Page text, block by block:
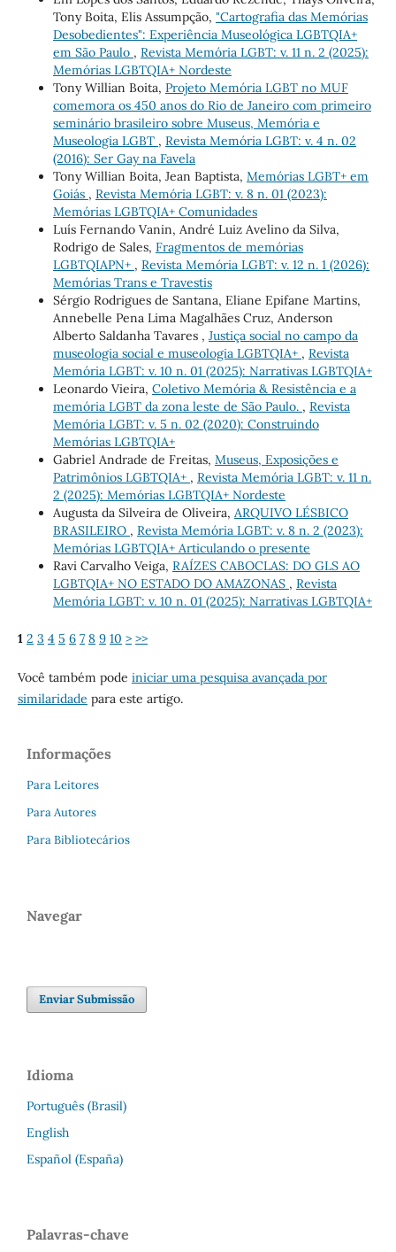
Tony Boita, Elis Assumpção, "Cartografia das Memórias
Desobedientes": Experiência Museológica LGBTQIA+
em São Paulo , Revista Memória LGBT: v. 11 n. 2 (2025):
Memórias LGBTQIA+ Nordeste
Tony Willian Boita, Projeto Memória LGBT no MUF
comemora os 450 anos do Rio de Janeiro com primeiro
seminário brasileiro sobre Museus, Memória e
Museologia LGBT , Revista Memória LGBT: v. 4 n. 02
(2016): Ser Gay na Favela
Tony Willian Boita, Jean Baptista, Memórias LGBT+ em
Goiás , Revista Memória LGBT: v. 8 n. 01 (2023):
Memórias LGBTQIA+ Comunidades
Luís Fernando Vanin, André Luiz Avelino da Silva,
Rodrigo de Sales, Fragmentos de memórias
LGBTQIAPN+ , Revista Memória LGBT: v. 12 n. 1 (2026):
Memórias Trans e Travestis
Sérgio Rodrigues de Santana, Eliane Epifane Martins,
Annebelle Pena Lima Magalhães Cruz, Anderson
Alberto Saldanha Tavares , Justiça social no campo da
museologia social e museologia LGBTQIA+ , Revista
Memória LGBT: v. 10 n. 01 (2025): Narrativas LGBTQIA+
Leonardo Vieira, Coletivo Memória & Resistência e a
memória LGBT da zona leste de São Paulo. , Revista
Memória LGBT: v. 5 n. 02 (2020): Construindo
Memórias LGBTQIA+
Gabriel Andrade de Freitas, Museus, Exposições e
Patrimônios LGBTQIA+ , Revista Memória LGBT: v. 11 n.
2 (2025): Memórias LGBTQIA+ Nordeste
Augusta da Silveira de Oliveira, ARQUIVO LÉSBICO
BRASILEIRO , Revista Memória LGBT: v. 8 n. 2 (2023):
Memórias LGBTQIA+ Articulando o presente
Ravi Carvalho Veiga, RAÍZES CABOCLAS: DO GLS AO
LGBTQIA+ NO ESTADO DO AMAZONAS , Revista
Memória LGBT: v. 10 n. 01 (2025): Narrativas LGBTQIA+
1 2 3 4 5 6 7 8 9 10 > >>
Você também pode iniciar uma pesquisa avançada por
similaridade para este artigo.
Informações
Para Leitores
Para Autores
Para Bibliotecários
Navegar
Enviar Submissão
Idioma
Português (Brasil)
English
Español (España)
Palavras-chave